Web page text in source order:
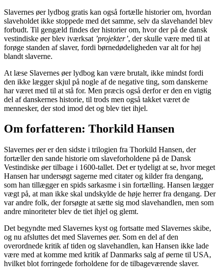
Slavernes øer lydbog gratis kan også fortælle historier om, hvordan
slaveholdet ikke stoppede med det samme, selv da slavehandel blev
forbudt. Til gengæld findes der historier om, hvor der på de dansk
vestindiske øer blev iværksat ’projekter’, der skulle være med til at
forøge standen af slaver, fordi børnedødeligheden var alt for høj
blandt slaverne.
At læse Slavernes øer lydbog kan være brutalt, ikke mindst fordi
den ikke lægger skjul på nogle af de negative ting, som danskerne
har været med til at stå for. Men præcis også derfor er den en vigtig
del af danskernes historie, til trods men også takket været de
mennesker, der stod imod det og blev tiet ihjel.
Om forfatteren: Thorkild Hansen
Slavernes øer er den sidste i trilogien fra Thorkild Hansen, der
fortæller den sande historie om slaveforholdene på de Dansk
Vestindiske øer tilbage i 1600-tallet. Det er tydeligt at se, hvor meget
Hansen har undersøgt sagerne med citater og kilder fra dengang,
som han tillægger en spids sarkasme i sin fortælling. Hansen lægger
vægt på, at man ikke skal undskylde de høje herrer fra dengang. Der
var andre folk, der forsøgte at sætte sig mod slavehandlen, men som
andre minoriteter blev de tiet ihjel og glemt.
Det begyndte med Slavernes kyst og fortsatte med Slavernes skibe,
og nu afsluttes det med Slavernes øer. Som en del af den
overordnede kritik af tiden og slavehandlen, kan Hansen ikke lade
være med at komme med kritik af Danmarks salg af øerne til USA,
hvilket blot forringede forholdene for de tilbageværende slaver.